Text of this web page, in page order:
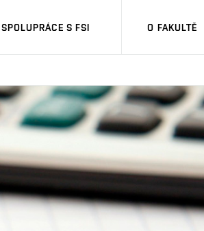
SPOLUPRÁCE S FSI O FAKULTĚ